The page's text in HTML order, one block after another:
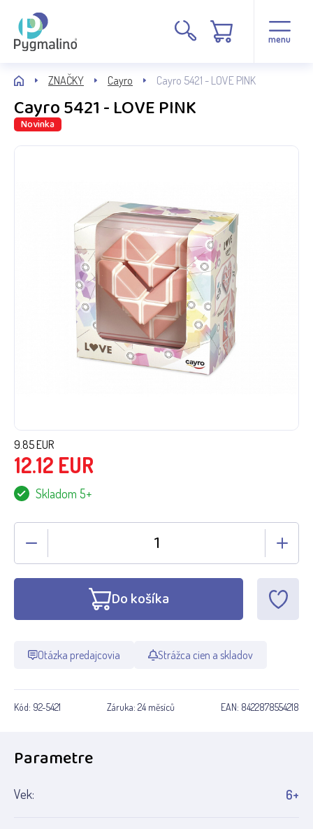
menu
ZNAČKY Cayro Cayro 5421 - LOVE PINK
Cayro 5421 - LOVE PINK
Novinka
9.85EUR
12.12 EUR
Skladom 5+
Do košíka
Otázka predajcovia Strážca cien a skladov
Kód: 92-5421 Záruka: 24 měsíců EAN: 8422878554218
Parametre
Vek: 6+